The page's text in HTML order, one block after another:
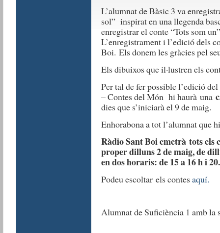
L’alumnat de Bàsic 3 va
sol” inspirat en una llegenda
enregistrar el conte “Tots som
L’enregistrament i l’edició dels
Boi. Els donem les gràcies pel
Els dibuixos que il·lustren els
Per tal de fer possible l’edició
– Contes del Món hi haurà una
dies que s’iniciarà el 9 de maig.
Enhorabona a tot l’alumnat que
Ràdio Sant Boi emetrà tots els
proper dilluns 2 de maig, de
en dos horaris: de 15 a 16 h i
Podeu escoltar els contesaquí.
Alumnat de Suficiència 1 amb la